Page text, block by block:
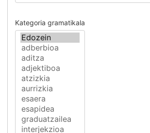
Kategoria gramatikala